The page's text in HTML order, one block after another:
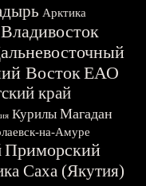
Арктика
Владивосток
ВостокЕАО
край
Курилы Магадан
на-Амуре
Приморский
Саха (Якутия)